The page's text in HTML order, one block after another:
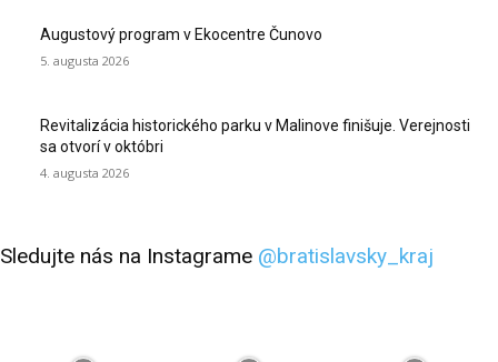
Augustový program v Ekocentre Čunovo
5. augusta 2026
Revitalizácia historického parku v Malinove finišuje. Verejnosti
sa otvorí v októbri
4. augusta 2026
Sledujte nás na Instagrame @bratislavsky_kraj